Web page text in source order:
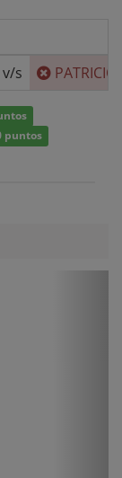
v/s PATRICIO
puntos